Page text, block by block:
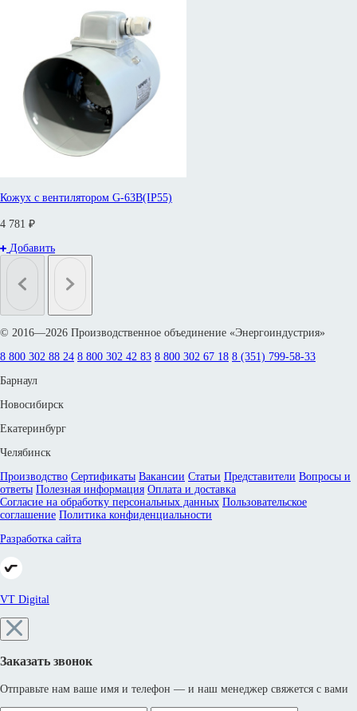
Кожух с вентилятором G-63B(IP55)
4 781 ₽
Добавить
© 2016—2026 Производственное объединение «Энергоиндустрия»
8 800 302 88 24 8 800 302 42 83 8 800 302 67 18 8 (351) 799-58-33
Барнаул
Новосибирск
Екатеринбург
Челябинск
Производство Сертификаты Вакансии Статьи Представители Вопросы и
ответы Полезная информация Оплата и доставка
Согласие на обработку персональных данных Пользовательское
соглашение Политика конфиденциальности
Разработка сайта
VT Digital
Заказать звонок
Отправьте нам ваше имя и телефон — и наш менеджер свяжется с вами